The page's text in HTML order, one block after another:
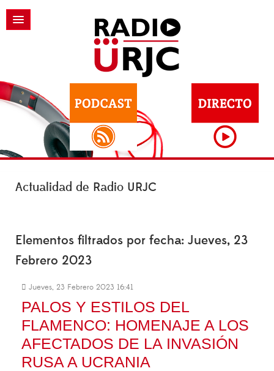
Actualidad de Radio URJC
Elementos filtrados por fecha: Jueves, 23
Febrero 2023
Jueves, 23 Febrero 2023 16:41
PALOS Y ESTILOS DEL
FLAMENCO: HOMENAJE A LOS
AFECTADOS DE LA INVASIÓN
RUSA A UCRANIA